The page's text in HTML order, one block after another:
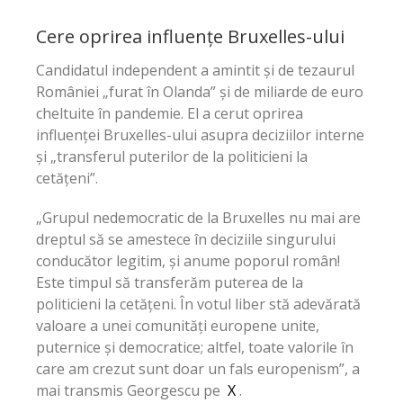
Cere oprirea influențe Bruxelles-ului
Candidatul independent a amintit și de tezaurul
României „furat în Olanda” și de miliarde de euro
cheltuite în pandemie. El a cerut oprirea
influenței Bruxelles-ului asupra deciziilor interne
și „transferul puterilor de la politicieni la
cetățeni”.
„Grupul nedemocratic de la Bruxelles nu mai are
dreptul să se amestece în deciziile singurului
conducător legitim, și anume poporul român!
Este timpul să transferăm puterea de la
politicieni la cetățeni. În votul liber stă adevărată
valoare a unei comunități europene unite,
puternice și democratice; altfel, toate valorile în
care am crezut sunt doar un fals europenism”, a
mai transmis Georgescu pe X.